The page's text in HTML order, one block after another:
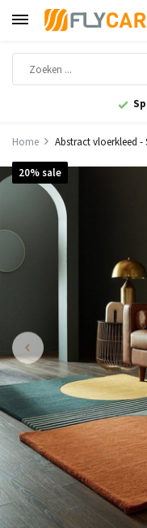
Home Abstract vloerkleed -
20% sale